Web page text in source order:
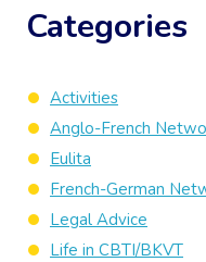
Categories
Activities
Anglo-French
Eulita
French-German
Legal Advice
Life in CBTI/BKVT